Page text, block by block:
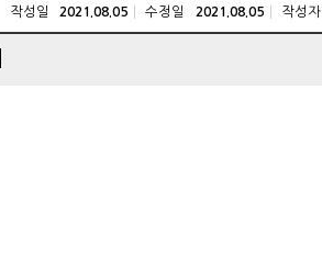
작성일 2021.08.05 수정일 2021.08.05 작성자